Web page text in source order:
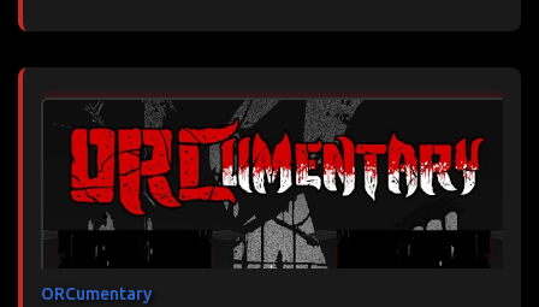
ORCumentary